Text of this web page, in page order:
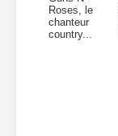
Roses, le
chanteur
country...